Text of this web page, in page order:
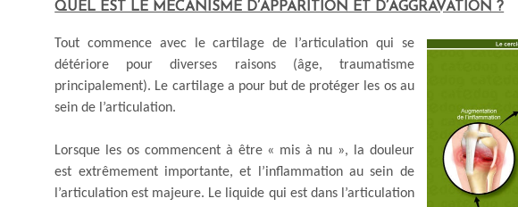
QUEL EST LE MÉCANISME D’APPARITION ET D’AGGRAVATION ?
Tout commence avec le cartilage de l’articulation qui se
détériore pour diverses raisons (âge, traumatisme
principalement). Le cartilage a pour but de protéger les os au
sein de l’articulation.
Lorsque les os commencent à être « mis à nu », la douleur
est extrêmement importante, et l’inflammation au sein de
l’articulation est majeure. Le liquide qui est dans l’articulation